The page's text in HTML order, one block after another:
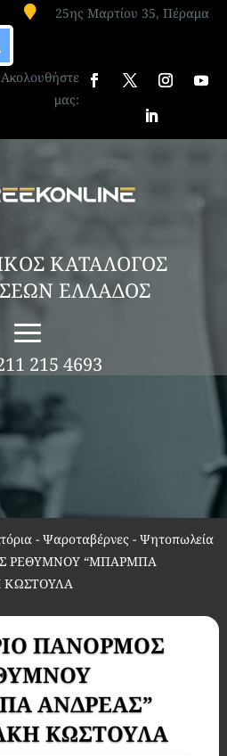
 25ης Μαρτίου 35, Πέραμα
Ακολουθήστε
μας:
ΚΑΤΑΛΟΓΟΣ
ΕΛΛΑΔΟΣ
215 4693
- Ψαροταβέρνες - Ψητοπωλεία
ΡΕΘΥΜΝΟΥ “ΜΠΑΡΜΠΑ
ΚΩΣΤΟΥΛΑ
ΠΑΝΟΡΜΟΣ
ΑΝΔΡΕΑΣ”
ΚΩΣΤΟΥΛΑ